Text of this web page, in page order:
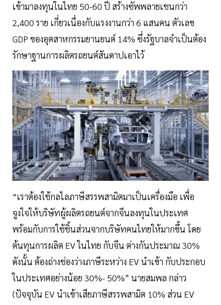
เข้ามาลงทุนในไทย 50-60 ปี สร้างซัพพลายเชนกว่า
2,400 ราย เกี่ยวเนื่องกับแรงงานกว่า 6 แสนคน ตัวเลข
GDP ของอุตสาหกรรมยานยนต์ 14% ซึ่งรัฐบาลจำเป็นต้อง
รักษาฐานการผลิตรถยนต์สันดาปเอาไว้
“เราต้องใช้กลไลภาษีสรรพสามิตมาเป็นเครื่องมือ เพื่อ
จูงใจให้บริษัทผู้ผลิตรถยนต์จากจีนลงทุนในประเทศ
พร้อมกับการใช้ชิ้นส่วนจากบริษัทคนไทยให้มากขึ้น โดย
ต้นทุนการผลิต EV ในไทย กับจีน ต่างกันประมาณ 30%
ดังนั้น ต้องถ่างช่องว่างภาษีระหว่าง EV นำเข้า กับประกอบ
ในประเทศอย่างน้อย 30%- 50%” นายสมพล กล่าว
(ปัจจุบัน EV นำเข้าเสียภาษีสรรพสามิต 10% ส่วน EV